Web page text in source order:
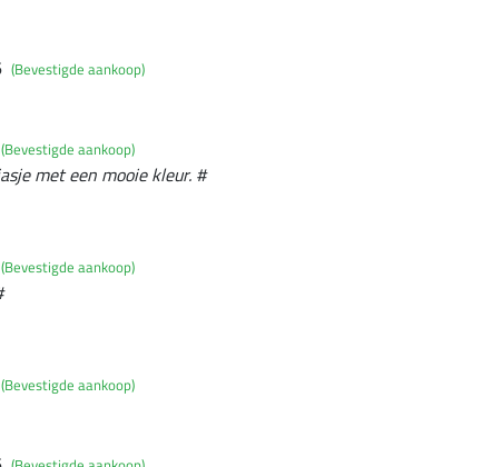
(Bevestigde aankoop)
(Bevestigde aankoop)
met een mooie kleur. #
(Bevestigde aankoop)
(Bevestigde aankoop)